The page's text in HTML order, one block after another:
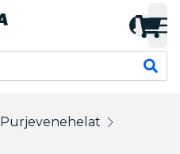
Purjevenehelat